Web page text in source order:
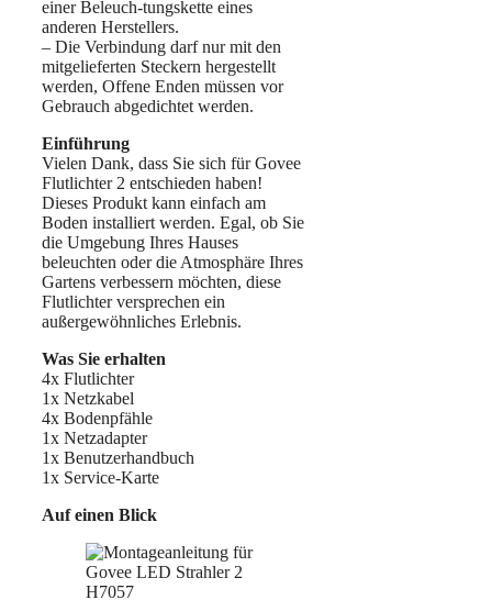
einer Beleuch-tungskette eines
anderen Herstellers.
– Die Verbindung darf nur mit den
mitgelieferten Steckern hergestellt
werden, Offene Enden müssen vor
Gebrauch abgedichtet werden.
Einführung
Vielen Dank, dass Sie sich für Govee
Flutlichter 2 entschieden haben!
Dieses Produkt kann einfach am
Boden installiert werden. Egal, ob Sie
die Umgebung Ihres Hauses
beleuchten oder die Atmosphäre Ihres
Gartens verbessern möchten, diese
Flutlichter versprechen ein
außergewöhnliches Erlebnis.
Was Sie erhalten
4x Flutlichter
1x Netzkabel
4x Bodenpfähle
1x Netzadapter
1x Benutzerhandbuch
1x Service-Karte
Auf einen Blick